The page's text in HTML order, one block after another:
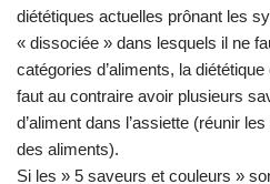
diététiques actuelles prônant les
« dissociée » dans lesquels il ne
catégories d’aliments, la
faut au contraire avoir plusieurs
d’aliment dans l’assiette (réunir
des aliments).
Si les » 5 saveurs et couleurs »